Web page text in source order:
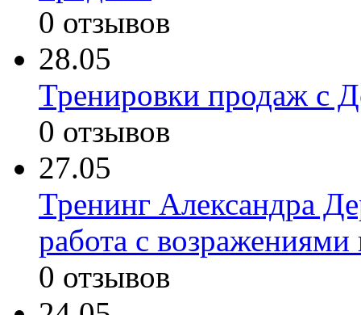
0 отзывов
28.05
Тренировки продаж с
0 отзывов
27.05
Тренинг Александра
работа с возражениями
0 отзывов